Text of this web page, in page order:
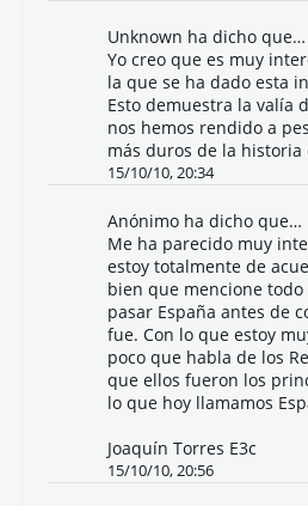
Unknown ha dicho que…
Yo creo que es muy
la que se ha dado esta
Esto demuestra la valía
nos hemos rendido a
más duros de la
15/10/10, 20:34
Anónimo ha dicho que…
Me ha parecido muy
estoy totalmente de
bien que mencione
pasar España antes de
fue. Con lo que estoy
poco que habla de los
que ellos fueron los
lo que hoy llamamos
Joaquín Torres E3c
15/10/10, 20:56